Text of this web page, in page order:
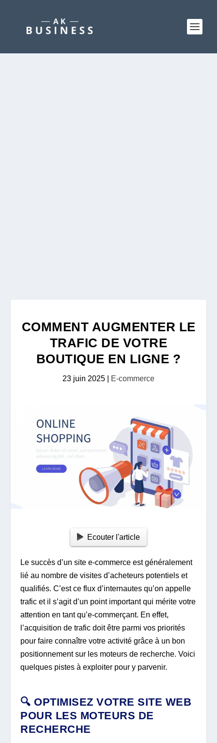
COMMENT AUGMENTER LE
TRAFIC DE VOTRE
BOUTIQUE EN LIGNE ?
23 juin 2025 E-commerce
Ecouter l'article
Le succès d’un site e-commerce est généralement
lié au nombre de visites d’acheteurs potentiels et
qualifiés. C’est ce flux d’internautes qu’on appelle
trafic et il s’agit d’un point important qui mérite votre
attention en tant qu’e-commerçant. En effet,
l’acquisition de trafic doit être parmi vos priorités
pour faire connaître votre activité grâce à un bon
positionnement sur les moteurs de recherche. Voici
quelques pistes à exploiter pour y parvenir.
🔍 OPTIMISEZ VOTRE SITE WEB
POUR LES MOTEURS DE
RECHERCHE